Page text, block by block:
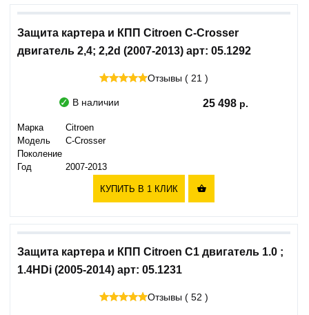
Защита картера и КПП Citroen C-Crosser
двигатель 2,4; 2,2d (2007-2013) арт: 05.1292
Отзывы ( 21 )
В наличии 25 498
Марка
Citroen
Модель
C-Crosser
Поколение
Год
2007-2013
КУПИТЬ В 1 КЛИК 
Защита картера и КПП Citroen C1 двигатель 1.0 ;
1.4HDi (2005-2014) арт: 05.1231
Отзывы ( 52 )